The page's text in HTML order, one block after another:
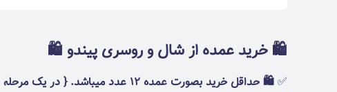
🛍 خرید عمده از شال و روسری پیندو 🛍
✅